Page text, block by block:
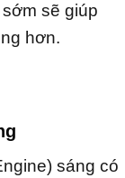
sẽ giúp
hơn.
sáng có